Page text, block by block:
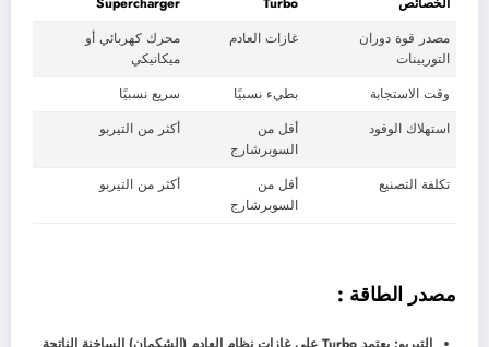
مصدر قوة دوران
التوربينات
غازات العادم
محرك كهربائي أو
ميكانيكي
وقت الاستجابة
بطيء نسبيًا
سريع نسبيًا
استهلاك الوقود
أقل من
السوبرشارج
أكثر من التيربو
تكلفة التصنيع
أقل من
السوبرشارج
أكثر من التيربو
مصدر الطاقة :